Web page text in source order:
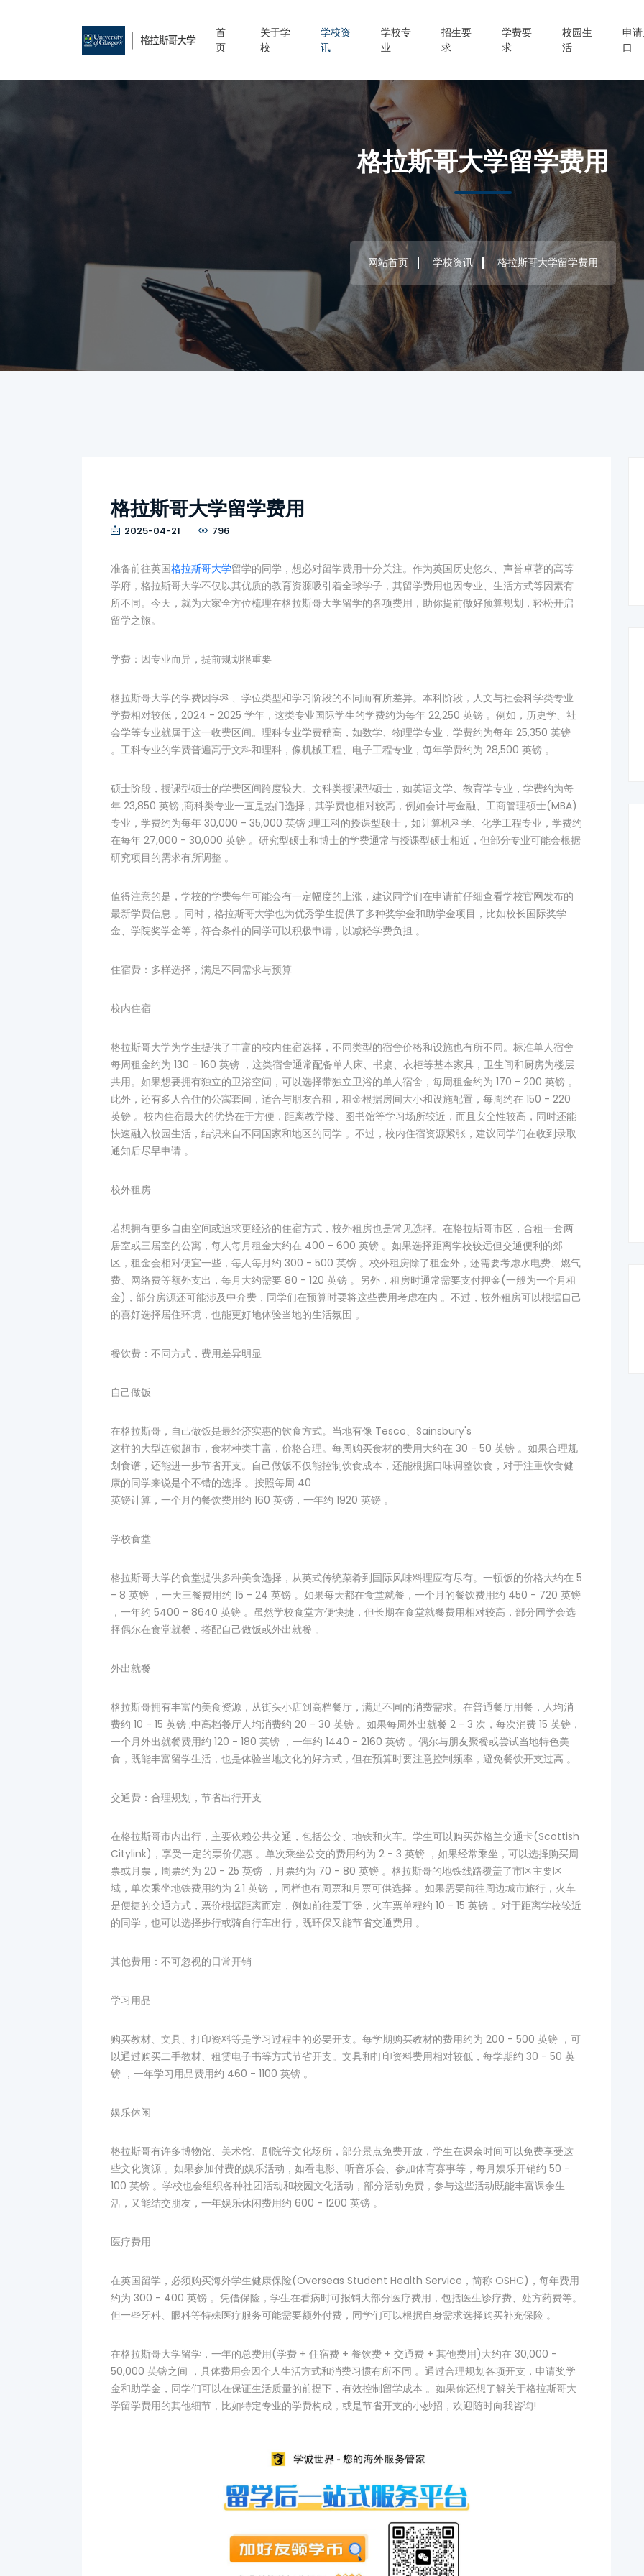
首
页
关于学
校
学校资
讯
学校专
业
招生要
求
学费要
求
校园生
活
申
口
格拉斯哥大学留学费用
网站首页 学校资讯 格拉斯哥大学留学费用
格拉斯哥大学留学费用
2025-04-21 796
准备前往英国格拉斯哥大学留学的同学，想必对留学费用十分关注。作为英国历史悠久、声誉卓著的高等
学府，格拉斯哥大学不仅以其优质的教育资源吸引着全球学子，其留学费用也因专业、生活方式等因素有
所不同。今天，就为大家全方位梳理在格拉斯哥大学留学的各项费用，助你提前做好预算规划，轻松开启
留学之旅。
学费：因专业而异，提前规划很重要
格拉斯哥大学的学费因学科、学位类型和学习阶段的不同而有所差异。本科阶段，人文与社会科学类专业
学费相对较低，2024 - 2025 学年，这类专业国际学生的学费约为每年 22,250 英镑 。例如，历史学、社
会学等专业就属于这一收费区间。理科专业学费稍高，如数学、物理学专业，学费约为每年 25,350 英镑
。工科专业的学费普遍高于文科和理科，像机械工程、电子工程专业，每年学费约为 28,500 英镑 。
硕士阶段，授课型硕士的学费区间跨度较大。文科类授课型硕士，如英语文学、教育学专业，学费约为每
年 23,850 英镑 ;商科类专业一直是热门选择，其学费也相对较高，例如会计与金融、工商管理硕士(MBA)
专业，学费约为每年 30,000 - 35,000 英镑 ;理工科的授课型硕士，如计算机科学、化学工程专业，学费约
在每年 27,000 - 30,000 英镑 。研究型硕士和博士的学费通常与授课型硕士相近，但部分专业可能会根据
研究项目的需求有所调整 。
值得注意的是，学校的学费每年可能会有一定幅度的上涨，建议同学们在申请前仔细查看学校官网发布的
最新学费信息 。同时，格拉斯哥大学也为优秀学生提供了多种奖学金和助学金项目，比如校长国际奖学
金、学院奖学金等，符合条件的同学可以积极申请，以减轻学费负担 。
住宿费：多样选择，满足不同需求与预算
校内住宿
格拉斯哥大学为学生提供了丰富的校内住宿选择，不同类型的宿舍价格和设施也有所不同。标准单人宿舍
每周租金约为 130 - 160 英镑 ，这类宿舍通常配备单人床、书桌、衣柜等基本家具，卫生间和厨房为楼层
共用。如果想要拥有独立的卫浴空间，可以选择带独立卫浴的单人宿舍，每周租金约为 170 - 200 英镑 。
此外，还有多人合住的公寓套间，适合与朋友合租，租金根据房间大小和设施配置，每周约在 150 - 220
英镑 。校内住宿最大的优势在于方便，距离教学楼、图书馆等学习场所较近，而且安全性较高，同时还能
快速融入校园生活，结识来自不同国家和地区的同学 。不过，校内住宿资源紧张，建议同学们在收到录取
通知后尽早申请 。
校外租房
若想拥有更多自由空间或追求更经济的住宿方式，校外租房也是常见选择。在格拉斯哥市区，合租一套两
居室或三居室的公寓，每人每月租金大约在 400 - 600 英镑 。如果选择距离学校较远但交通便利的郊
区，租金会相对便宜一些，每人每月约 300 - 500 英镑 。校外租房除了租金外，还需要考虑水电费、燃气
费、网络费等额外支出，每月大约需要 80 - 120 英镑 。另外，租房时通常需要支付押金(一般为一个月租
金)，部分房源还可能涉及中介费，同学们在预算时要将这些费用考虑在内 。不过，校外租房可以根据自己
的喜好选择居住环境，也能更好地体验当地的生活氛围 。
餐饮费：不同方式，费用差异明显
自己做饭
在格拉斯哥，自己做饭是最经济实惠的饮食方式。当地有像 Tesco、Sainsbury's
这样的大型连锁超市，食材种类丰富，价格合理。每周购买食材的费用大约在 30 - 50 英镑 。如果合理规
划食谱，还能进一步节省开支。自己做饭不仅能控制饮食成本，还能根据口味调整饮食，对于注重饮食健
康的同学来说是个不错的选择 。按照每周 40
英镑计算，一个月的餐饮费用约 160 英镑，一年约 1920 英镑 。
学校食堂
格拉斯哥大学的食堂提供多种美食选择，从英式传统菜肴到国际风味料理应有尽有。一顿饭的价格大约在 5
- 8 英镑 ，一天三餐费用约 15 - 24 英镑 。如果每天都在食堂就餐，一个月的餐饮费用约 450 - 720 英镑
，一年约 5400 - 8640 英镑 。虽然学校食堂方便快捷，但长期在食堂就餐费用相对较高，部分同学会选
择偶尔在食堂就餐，搭配自己做饭或外出就餐 。
外出就餐
格拉斯哥拥有丰富的美食资源，从街头小店到高档餐厅，满足不同的消费需求。在普通餐厅用餐，人均消
费约 10 - 15 英镑 ;中高档餐厅人均消费约 20 - 30 英镑 。如果每周外出就餐 2 - 3 次，每次消费 15 英镑，
一个月外出就餐费用约 120 - 180 英镑 ，一年约 1440 - 2160 英镑 。偶尔与朋友聚餐或尝试当地特色美
食，既能丰富留学生活，也是体验当地文化的好方式，但在预算时要注意控制频率，避免餐饮开支过高 。
交通费：合理规划，节省出行开支
在格拉斯哥市内出行，主要依赖公共交通，包括公交、地铁和火车。学生可以购买苏格兰交通卡(Scottish
Citylink)，享受一定的票价优惠 。单次乘坐公交的费用约为 2 - 3 英镑 ，如果经常乘坐，可以选择购买周
票或月票，周票约为 20 - 25 英镑 ，月票约为 70 - 80 英镑 。格拉斯哥的地铁线路覆盖了市区主要区
域，单次乘坐地铁费用约为 2.1 英镑 ，同样也有周票和月票可供选择 。如果需要前往周边城市旅行，火车
是便捷的交通方式，票价根据距离而定，例如前往爱丁堡，火车票单程约 10 - 15 英镑 。对于距离学校较近
的同学，也可以选择步行或骑自行车出行，既环保又能节省交通费用 。
其他费用：不可忽视的日常开销
学习用品
购买教材、文具、打印资料等是学习过程中的必要开支。每学期购买教材的费用约为 200 - 500 英镑 ，可
以通过购买二手教材、租赁电子书等方式节省开支。文具和打印资料费用相对较低，每学期约 30 - 50 英
镑 ，一年学习用品费用约 460 - 1100 英镑 。
娱乐休闲
格拉斯哥有许多博物馆、美术馆、剧院等文化场所，部分景点免费开放，学生在课余时间可以免费享受这
些文化资源 。如果参加付费的娱乐活动，如看电影、听音乐会、参加体育赛事等，每月娱乐开销约 50 -
100 英镑 。学校也会组织各种社团活动和校园文化活动，部分活动免费，参与这些活动既能丰富课余生
活，又能结交朋友，一年娱乐休闲费用约 600 - 1200 英镑 。
医疗费用
在英国留学，必须购买海外学生健康保险(Overseas Student Health Service，简称 OSHC)，每年费用
约为 300 - 400 英镑 。凭借保险，学生在看病时可报销大部分医疗费用，包括医生诊疗费、处方药费等。
但一些牙科、眼科等特殊医疗服务可能需要额外付费，同学们可以根据自身需求选择购买补充保险 。
在格拉斯哥大学留学，一年的总费用(学费 + 住宿费 + 餐饮费 + 交通费 + 其他费用)大约在 30,000 -
50,000 英镑之间 ，具体费用会因个人生活方式和消费习惯有所不同 。通过合理规划各项开支，申请奖学
金和助学金，同学们可以在保证生活质量的前提下，有效控制留学成本 。如果你还想了解关于格拉斯哥大
学留学费用的其他细节，比如特定专业的学费构成，或是节省开支的小妙招，欢迎随时向我咨询!